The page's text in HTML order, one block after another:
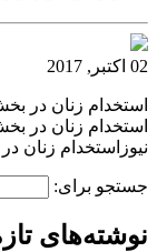
02 اکتبر, 2017
استخدام زنان در
استخدام زنان در
نیوزاستخدام
جستجو برای:
نوشته‌های